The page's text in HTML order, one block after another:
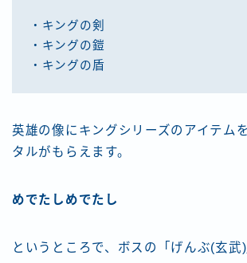
・キングの剣
・キングの鎧
・キングの盾
英雄の像にキングシリーズのアイテム
タルがもらえます。
めでたしめでたし
というところで、ボスの「げんぶ(玄武)